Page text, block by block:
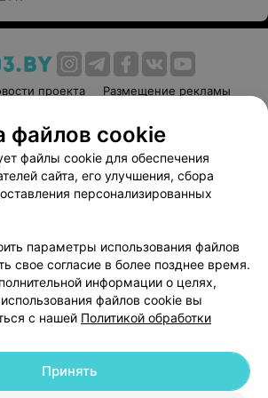
805 руб.
Записаться
Удаление кист придатка
яичка
под в/в анестезией
Записаться
Операция при
варикоцеле
494,55 руб.
Записаться
проекта
Размещение рекламы
соглашение
Способы оплаты
Вакансии
Партнеры
руководителю 103.by
персональных данных
УНП 191700409 | 220012, Республика Беларусь,
файлов cookie
файлы cookie для обеспечения
сайта, его улучшения, сбора
персонализированных
параметры использования файлов
свое согласие в более позднее время.
информации о целях,
файлов cookie вы
с нашей Политикой обработки
Принять